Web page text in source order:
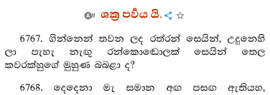
ශක්‍ර පර්‍වය යි.
6767. ගින්නෙන් තවන ලද රත්රන් සෙයින්, උදුනෙහි
ලා පැහැ නැඟු රන්කොඬොලක් සෙයින් තෙල
කවරක්හුගේ මුහුණ බබළා ද?
6768. දෙදෙනා මැ සමාන අඟ පසඟ ඇතියහ,